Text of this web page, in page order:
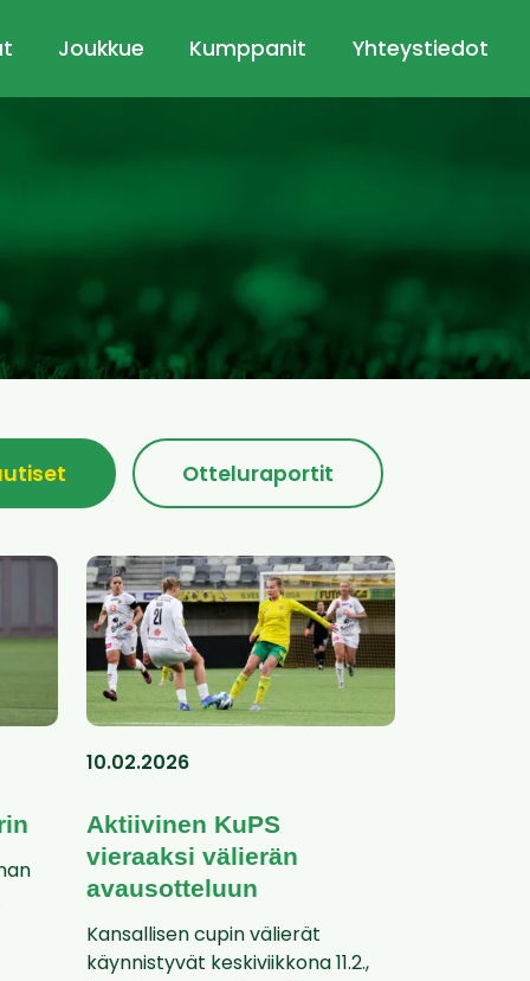
Joukkue Kumppanit Yhteystiedot
Otteluraportit
10.02.2026
Aktiivinen KuPS
vieraaksi välierän
avausotteluun
Kansallisen cupin välierät
käynnistyvät keskiviikkona 11.2.,